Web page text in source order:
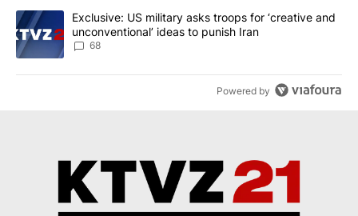
A trending article titled "Exclusive: US military asks troops for
Exclusive: US military asks troops for ‘creative and
unconventional’ ideas to punish Iran
68
Powered by